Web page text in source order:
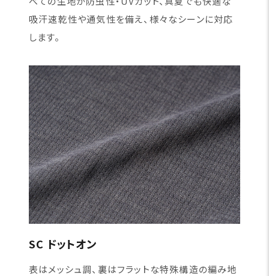
吸汗速乾性や通気性を備え、様々なシーンに対応
します。
SC ドットオン
表はメッシュ調、裏はフラットな特殊構造の編み地